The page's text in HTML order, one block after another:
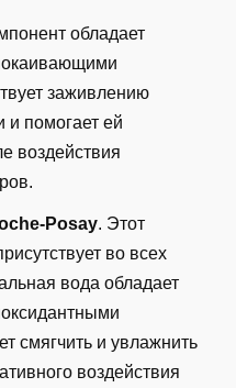
обладает
заживлению
и помогает ей
воздействия
Posay. Этот
во всех
вода обладает
смягчить и увлажнить
воздействия